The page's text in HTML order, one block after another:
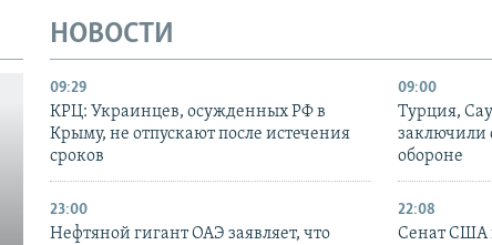
НОВОСТИ
09:29
КРЦ: Украинцев, осужденных РФ в
Крыму, не отпускают после истечения
сроков
09:00
Турция,
заключили
обороне
23:00
Нефтяной гигант ОАЭ заявляет, что
22:08
Сенат США